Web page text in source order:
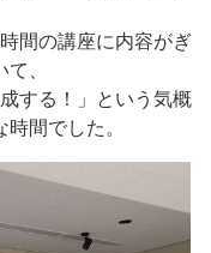
間の講座に内容がぎ
、
する！」という気概
間でした。